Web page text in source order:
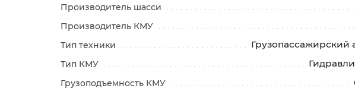
Производитель шасси
Производитель КМУ
Тип техники Грузопассажирский
Тип КМУ
Грузоподъемность КМУ